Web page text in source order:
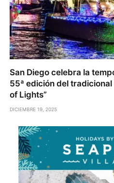
San Diego celebra la
55ª edición del tradicional
of Lights”
DICIEMBRE 19, 2025